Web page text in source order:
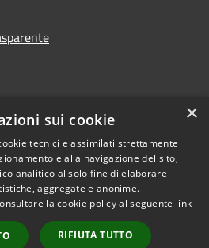
Copyright © 2026 • Comune di
Antegnate • Powered by
Municipium•
Accesso
×
sui cookie
tecnici e assimilati strettamente
e alla navigazione del sito,
analitico al solo fine di elaborare
aggregate e anonime.
la cookie policy al seguente link
RIFIUTA TUTTO